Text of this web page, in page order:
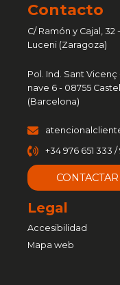
Contacto
C/ Ramón y Cajal, 32
Luceni (Zaragoza)
Pol. Ind. Sant Vicenç
nave 6 - 08755
(Barcelona)
+34 976 651 333
CONTACTAR
Legal
Accesibilidad
Mapa web